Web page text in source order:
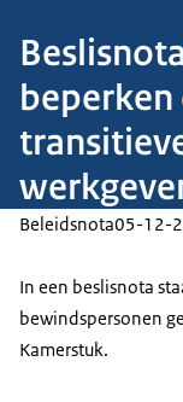
Beleidsnota05-12-
In een beslisnota
bewindspersonen
Kamerstuk.